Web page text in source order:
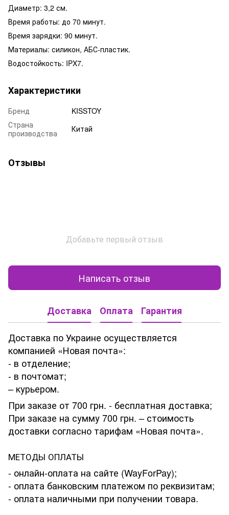
Диаметр: 3,2 см.
Время работы: до 70 минут.
Время зарядки: 90 минут.
Материалы: силикон, АБС-пластик.
Водостойкость: IPX7.
Характеристики
Бренд
KISSTOY
Страна
производства
Китай
Отзывы
Добавьте первый отзыв
Написать отзыв
Доставка Оплата Гарантия
Доставка по Украине осуществляется
компанией «Новая почта»:
- в отделение;
- в почтомат;
– курьером.
При заказе от 700 грн. - бесплатная доставка;
При заказе на сумму 700 грн. – стоимость
доставки согласно тарифам «Новая почта».
МЕТОДЫ ОПЛАТЫ
- онлайн-оплата на сайте (WayForPay);
- оплата банковским платежом по реквизитам;
- оплата наличными при получении товара.